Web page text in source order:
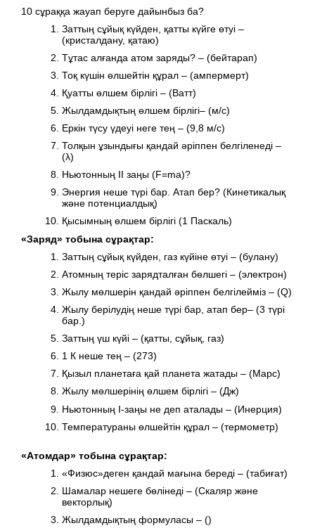
10 сұраққа жауап беруге дайынбыз ба?
Заттың сұйық күйден, қатты күйге өтуі –
(кристалдану, қатаю)
Тұтас алғанда атом заряды? – (бейтарап)
Тоқ күшін өлшейтін құрал – (ампермерт)
Қуатты өлшем бірлігі – (Ватт)
Жылдамдықтың өлшем бірлігі– (м/с)
Еркін түсу үдеуі неге тең – (9,8 м/с)
Толқын ұзындығы қандай әріппен белгіленеді –
(λ)
Ньютонның ІІ заңы (F=ma)?
Энергия неше түрі бар. Атап бер? (Кинетикалық
және потенциалдық)
Қысымның өлшем бірлігі (1 Паскаль)
«Заряд» тобына сұрақтар:
Заттың сұйық күйден, газ күйіне өтуі – (булану)
Атомның теріс зарядталған бөлшегі – (электрон)
Жылу мөлшерін қандай әріппен белгілейміз – (Q)
Жылу берілудің неше түрі бар, атап бер– (3 түрі
бар.)
Заттың үш күйі – (қатты, сұйық, газ)
1 К неше тең – (273)
Қызыл планетаға қай планета жатады – (Марс)
Жылу мөлшерінің өлшем бірлігі – (Дж)
Ньютонның І-заңы не деп аталады – (Инерция)
Температураны өлшейтін құрал – (термометр)
«Атомдар» тобына сұрақтар:
«Физюс»деген қандай мағына береді – (табиғат)
Шамалар нешеге бөлінеді – (Скаляр және
векторлық)
Жылдамдықтың формуласы – ()